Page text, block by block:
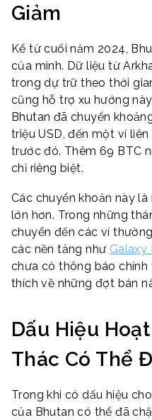
Giảm
Kể từ cuối năm 2024,
của mình. Dữ liệu từ
trong dự trữ theo thời
cũng hỗ trợ xu hướng
Bhutan đã chuyển
triệu USD, đến một ví
trước đó. Thêm 69 BTC
chỉ riêng biệt.
Các chuyển khoản này
lớn hơn. Trong những
chuyển đến các ví
các nền tảng như Galaxy
chưa có thông báo
thích về những đợt bán
Dấu Hiệu
Thác Có Thể
Trong khi có dấu hiệu
của Bhutan có thể đã